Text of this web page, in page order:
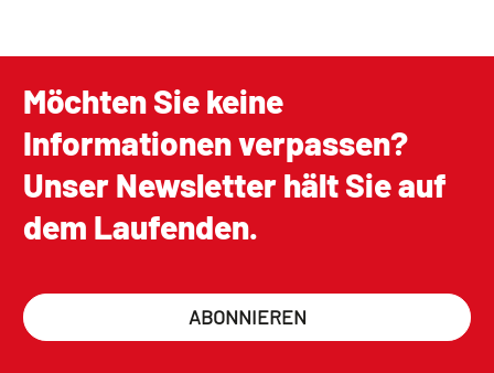
Möchten Sie keine
Informationen verpassen?
Unser Newsletter hält Sie auf
dem Laufenden.
ABONNIEREN